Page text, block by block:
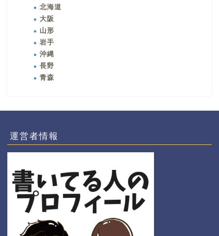
北海道
大阪
山形
岩手
沖縄
長野
青森
運営者情報